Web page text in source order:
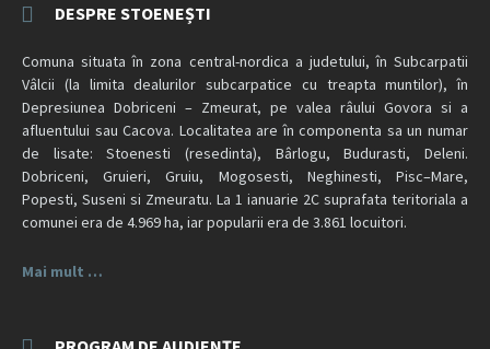
DESPRE STOENEȘTI
Comuna situata în zona central-nordica a judetului, în Subcarpatii
Vâlcii (la limita dealurilor subcarpatice cu treapta muntilor), în
Depresiunea Dobriceni – Zmeurat, pe valea râului Govora si a
afluentului sau Cacova. Localitatea are în componenta sa un numar
de lisate: Stoenesti (resedinta), Bârlogu, Budurasti, Deleni.
Dobriceni, Gruieri, Gruiu, Mogosesti, Neghinesti, Pisc–Mare,
Popesti, Suseni si Zmeuratu. La 1 ianuarie 2C suprafata teritoriala a
comunei era de 4.969 ha, iar popularii era de 3.861 locuitori.
Mai mult …